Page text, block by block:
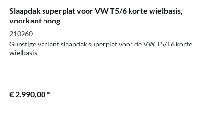
Slaapdak superplat voor VW T5/6 korte wielbasis,
voorkant hoog
210960
Gunstige variant slaapdak superplat voor de VW T5/T6 korte
wielbasis
€ 2.990,00 *